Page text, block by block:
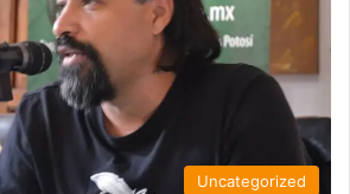
Uncategorized